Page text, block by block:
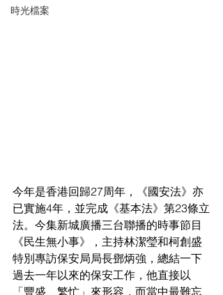
時光檔案
今年是香港回歸27周年，《國安法》亦
已實施4年，並完成《基本法》第23條立
法。今集新城廣播三台聯播的時事節目
《民生無小事》，主持林潔瑩和柯創盛
特別專訪保安局局長鄧炳強，總結一下
過去一年以來的保安工作，他直接以
「豐盛、繁忙」來形容，而當中最難忘